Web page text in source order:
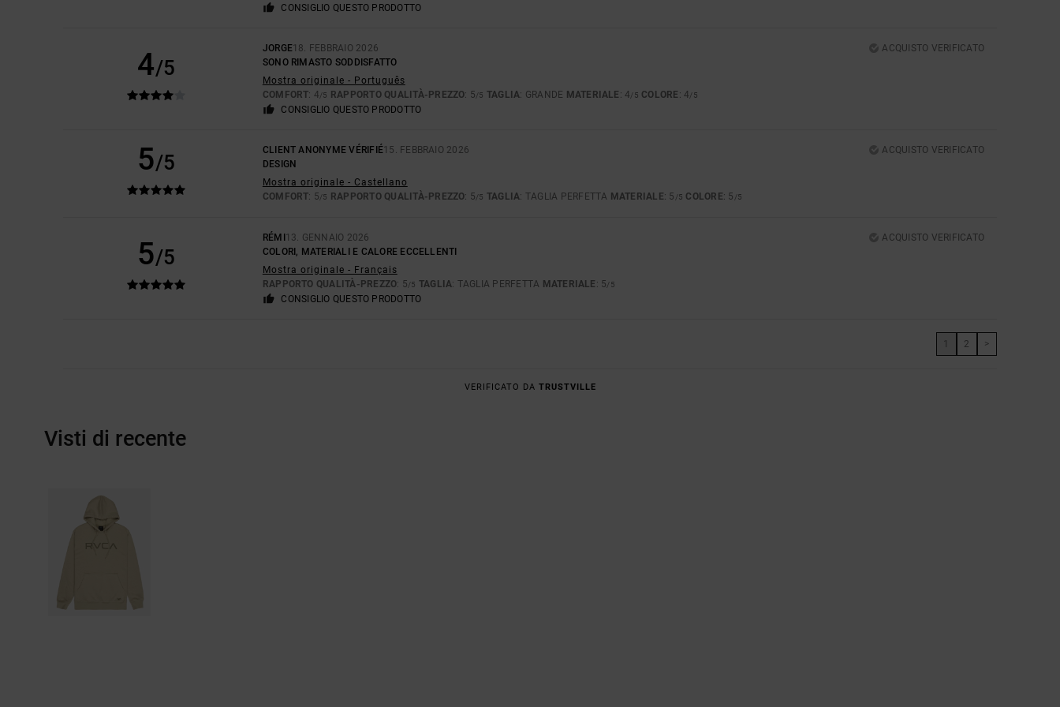
CONSIGLIO QUESTO PRODOTTO
4/5
JORGE18. FEBBRAIO 2026
ACQUISTO VERIFICATO
SONO RIMASTO SODDISFATTO
Mostra originale - Português
COMFORT: 4/5 RAPPORTO QUALITÀ-PREZZO: 5/5 TAGLIA: GRANDE MATERIALE : 4/5 COLORE : 4/5
CONSIGLIO QUESTO PRODOTTO
5/5
CLIENT ANONYME VÉRIFIÉ15. FEBBRAIO 2026
ACQUISTO VERIFICATO
DESIGN
Mostra originale - Castellano
COMFORT: 5/5 RAPPORTO QUALITÀ-PREZZO: 5/5 TAGLIA: TAGLIA PERFETTA MATERIALE: 5 /5 COLORE: 5 /5
5/5
RÉMI 13. GENNAIO 2026
ACQUISTO VERIFICATO
COLORI, MATERIALI E CALORE ECCELLENTI
Mostra originale - Français
RAPPORTO QUALITÀ-PREZZO: 5/5 TAGLIA: TAGLIA PERFETTA MATERIALE : 5/5
CONSIGLIO QUESTO PRODOTTO
1 2 >
VERIFICATO DA TRUSTVILLE
Visti di recente